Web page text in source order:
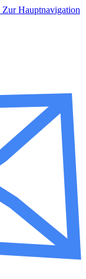
Zur Hauptnavigation